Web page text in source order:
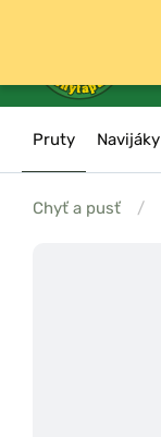
Pruty Navijáky
Chyť a pusť /